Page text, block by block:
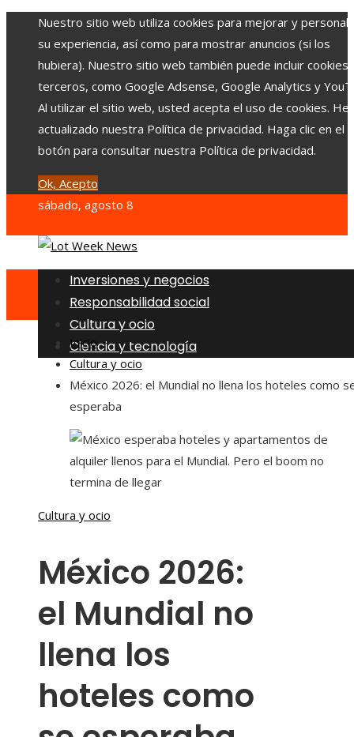
Nuestro sitio web utiliza cookies para mejorar y
su experiencia, así como para mostrar anuncios (si los
hubiera). Nuestro sitio web también puede incluir cookies
terceros, como Google Adsense, Google Analytics y
Al utilizar el sitio web, usted acepta el uso de cookies.
actualizado nuestra Política de privacidad. Haga clic en el
botón para consultar nuestra Política de privacidad.
Ok, Acepto
sábado, agosto 8
Inversiones y negocios
Responsabilidad social
Cultura y ocio
Ciencia y tecnología
Inicio
Cultura y ocio
México 2026: el Mundial no llena los hoteles como
esperaba
Cultura y ocio
México 2026:
el Mundial no
llena los
hoteles como